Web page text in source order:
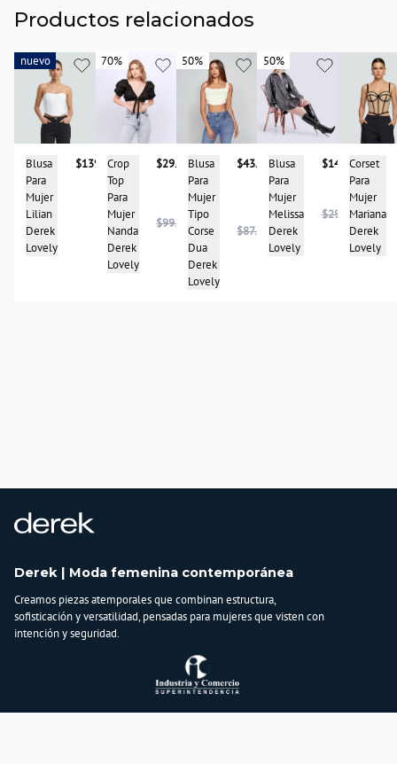
Productos relacionados
nuevo
nuevo
Blusa
Para
Mujer
Lilian
Derek
Lovely
$139.900
70%
70%
Crop
Top
Para
Mujer
Nanda
Derek
Lovely
$29.950
$99.950
50%
50%
Blusa
Para
Mujer
Tipo
Corse
Dua
Derek
Lovely
$43.950
$87.900
50%
50%
Blusa
Para
Mujer
Melissa
Derek
Lovely
$148.975
$297.950
Corset
Para
Mujer
Mariana
Derek
Lovely
Derek | Moda femenina contemporánea
Creamos piezas atemporales que combinan estructura,
sofisticación y versatilidad, pensadas para mujeres que visten con
intención y seguridad.